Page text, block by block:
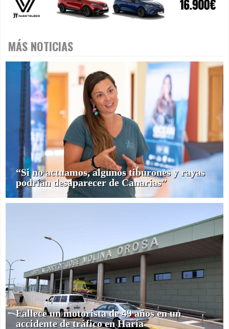
MÁS NOTICIAS
“Si no actuamos, algunos tiburones y rayas
podrían desaparecer de Canarias”
Fallece un motorista de 49 años en un
accidente de tráfico en Haría